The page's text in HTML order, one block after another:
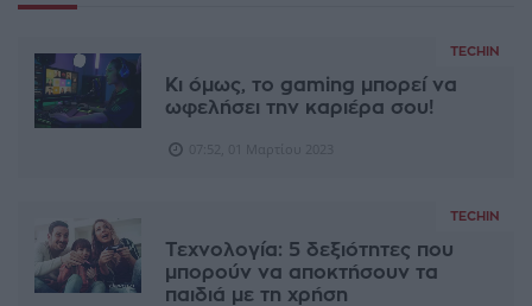
TECHIN
Κι όμως, το gaming μπορεί να
ωφελήσει την καριέρα σου!
TECHIN
Τεχνολογία: 5 δεξιότητες που
μπορούν να αποκτήσουν τα
παιδιά με τη χρήση